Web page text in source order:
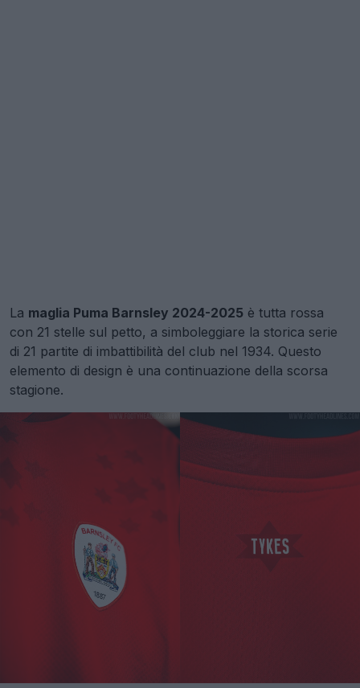
La maglia Puma Barnsley 2024-2025 è tutta rossa
con 21 stelle sul petto, a simboleggiare la storica serie
di 21 partite di imbattibilità del club nel 1934. Questo
elemento di design è una continuazione della scorsa
stagione.